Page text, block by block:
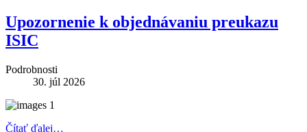
Upozornenie k objednávaniu preukazu
ISIC
Podrobnosti
30. júl 2026
Čítať ďalej…